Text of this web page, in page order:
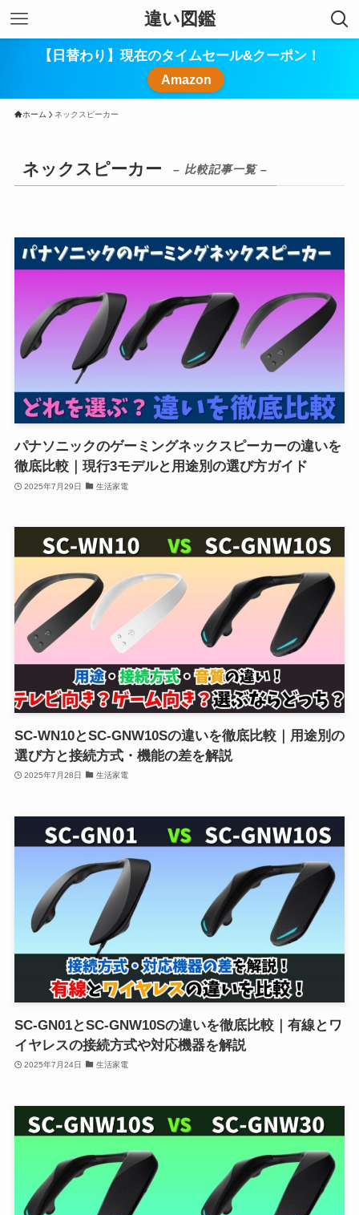
違い図鑑
【日替わり】現在のタイムセール&クーポン！
Amazon
ホーム ネックスピーカー
ネックスピーカー – 比較記事一覧 –
パナソニックのゲーミングネックスピーカーの違いを
徹底比較｜現行3モデルと用途別の選び方ガイド
2025年7月29日 生活家電
SC-WN10とSC-GNW10Sの違いを徹底比較｜用途別の
選び方と接続方式・機能の差を解説
2025年7月28日 生活家電
SC-GN01とSC-GNW10Sの違いを徹底比較｜有線とワ
イヤレスの接続方式や対応機器を解説
2025年7月24日 生活家電